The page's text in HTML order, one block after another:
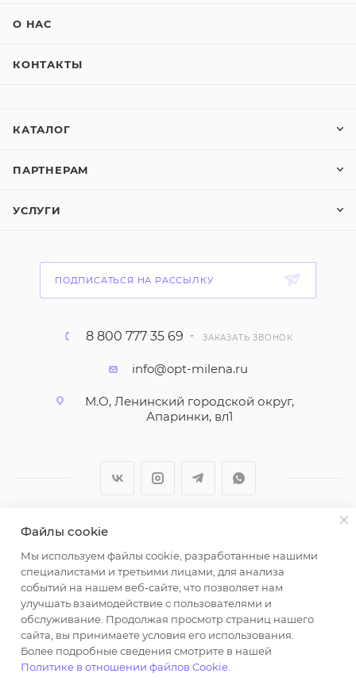
О НАС
КОНТАКТЫ
КАТАЛОГ
ПАРТНЕРАМ
УСЛУГИ
ПОДПИСАТЬСЯ НА РАССЫЛКУ
8 800 777 35 69 ЗАКАЗАТЬ ЗВОНОК
info@opt-milena.ru
М.О, Ленинский городской округ,
Апаринки, вл1
2026 © ООО "Вайт Текстиль групп"
Любая информация на сайте носит справочный
характер и не является публичной офертой
определяемой положениями пункта 2 статьи 437
Гражданского кодекса Российской Федерации.
Использование любых материалов, опубликованных
на https://opt-milena.ru, допустимо только при
наличии письменного разрешения редакции и
Файлы cookie
Мы используем файлы cookie, разработанные нашими
специалистами и третьими лицами, для анализа
событий на нашем веб-сайте, что позволяет нам
улучшать взаимодействие с пользователями и
обслуживание. Продолжая просмотр страниц нашего
сайта, вы принимаете условия его использования.
Более подробные сведения смотрите в нашей
Политике в отношении файлов Cookie